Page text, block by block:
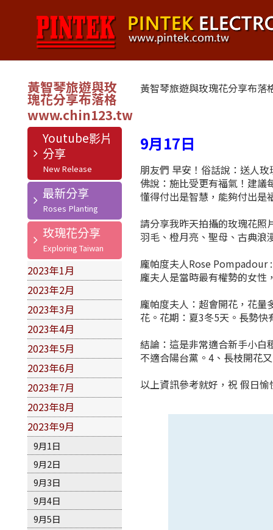
黃智琴旅遊與玫
瑰花分享布落格
Youtube影片
分享
最新分享
玫瑰花分享
2023年1月
2023年2月
2023年3月
2023年4月
2023年5月
2023年6月
2023年7月
2023年8月
2023年9月
9月1日
9月2日
9月3日
9月4日
9月5日
黃智琴旅遊與玫瑰花分享布落
9月17日
朋友們 早安！俗話說：送人
佛說：施比受更有福氣！建議
懂得付出是智慧，能夠付出是
請分享我昨天拍攝的玫瑰花照
羽毛、橙月亮、聖母、古典浪
龐帕度夫人Rose Pompadour
龐夫人是當時最有權勢的女性
龐帕度夫人：超會開花，花量
花。花期：夏3冬5天。長勢快
結論：這是非常適合新手小白
不適合陽台黨。4、長枝開花
以上資訊參考就好，祝 假日